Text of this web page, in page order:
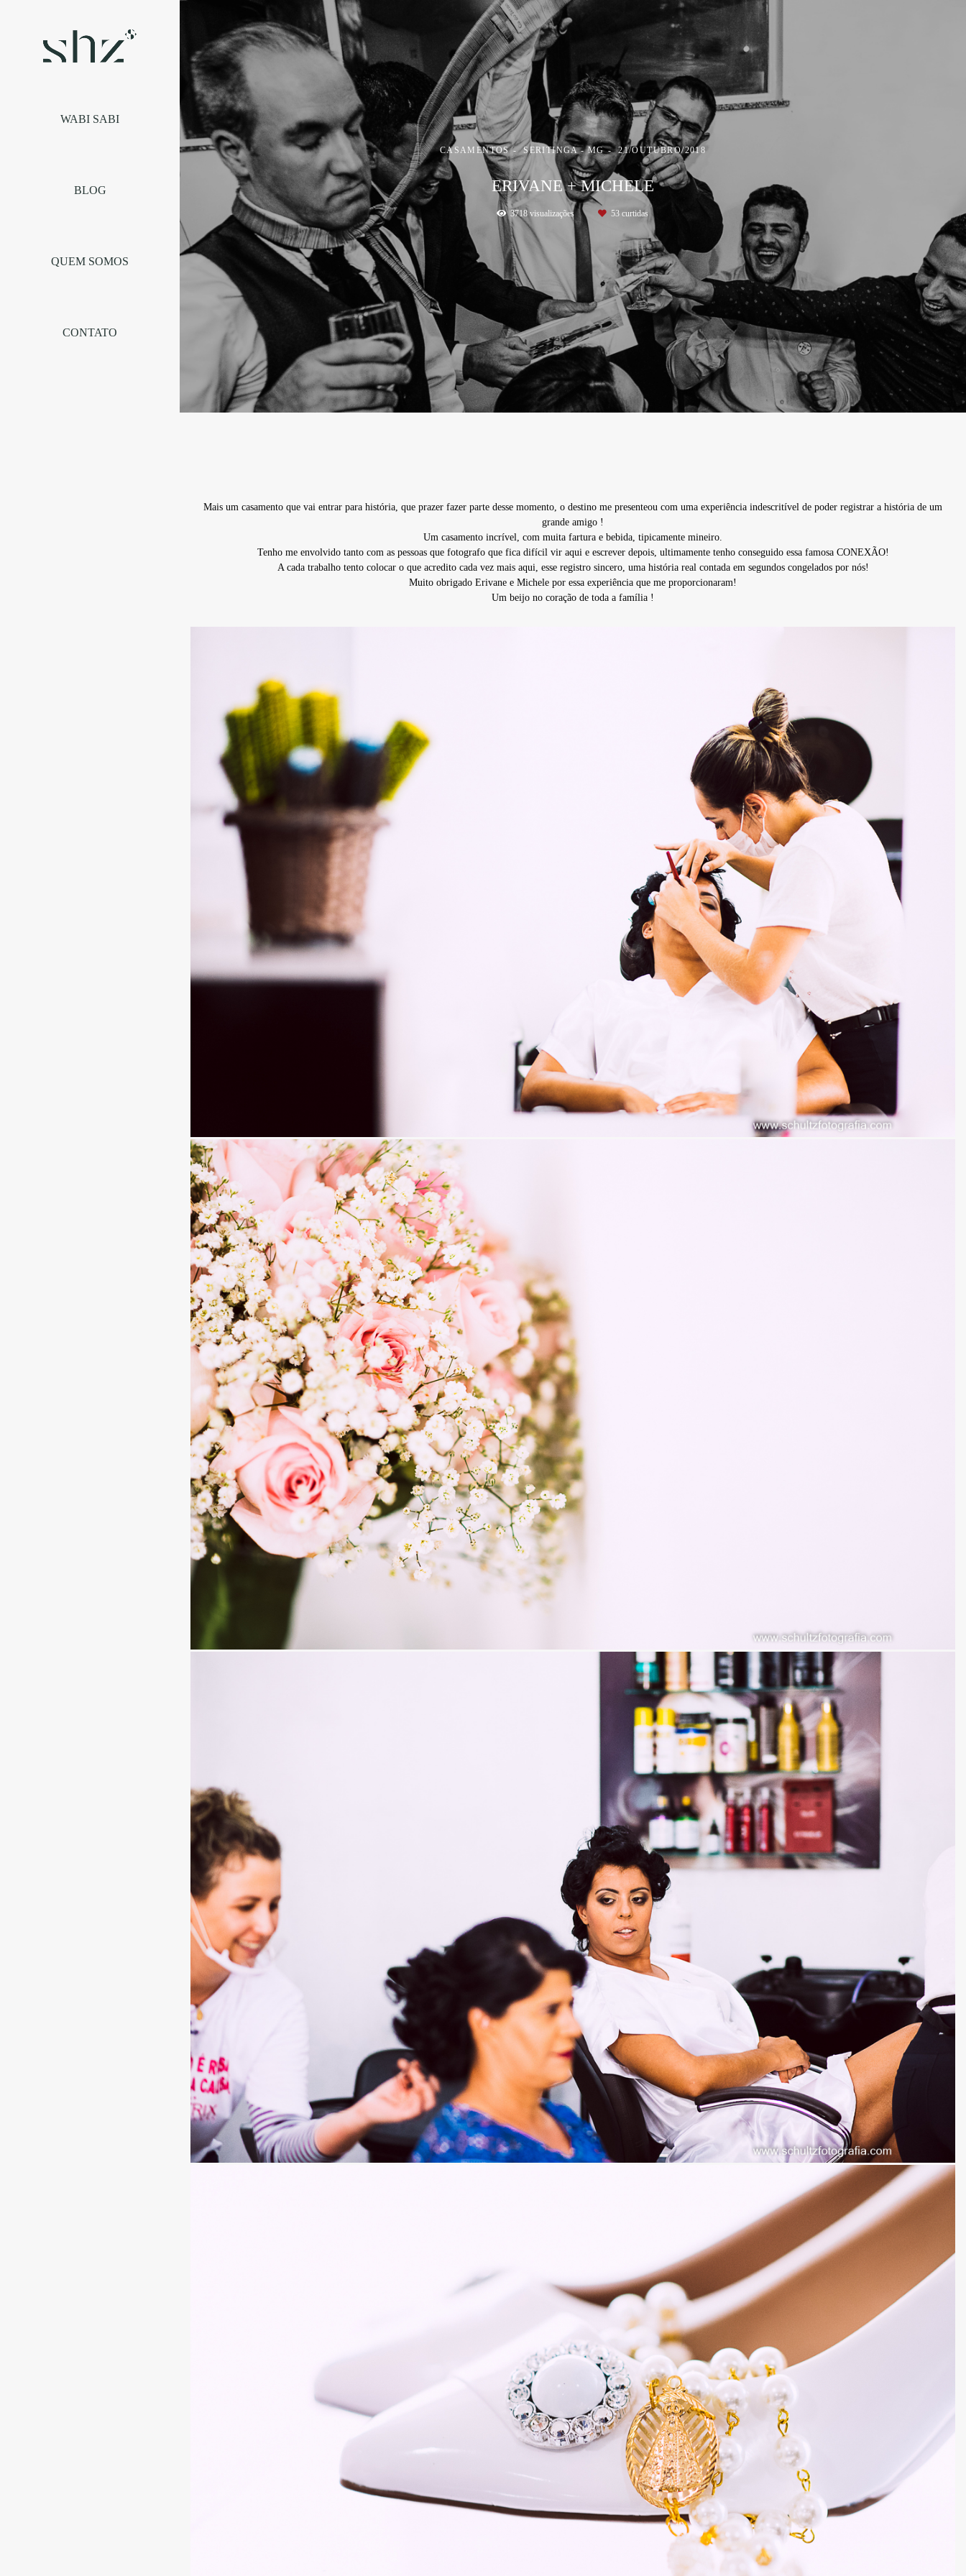
WABI SABI
BLOG
QUEM SOMOS
CONTATO
CASAMENTOS SERITINGA - MG 21/OUTUBRO/2018
ERIVANE + MICHELE
3718 visualizações 53 curtidas
Mais um casamento que vai entrar para história, que prazer fazer parte desse momento, o destino me presenteou com uma experiência indescritível de poder registrar a história de um
grande amigo !
Um casamento incrível, com muita fartura e bebida, tipicamente mineiro.
Tenho me envolvido tanto com as pessoas que fotografo que fica difícil vir aqui e escrever depois, ultimamente tenho conseguido essa famosa CONEXÃO!
A cada trabalho tento colocar o que acredito cada vez mais aqui, esse registro sincero, uma história real contada em segundos congelados por nós!
Muito obrigado Erivane e Michele por essa experiência que me proporcionaram!
Um beijo no coração de toda a família !